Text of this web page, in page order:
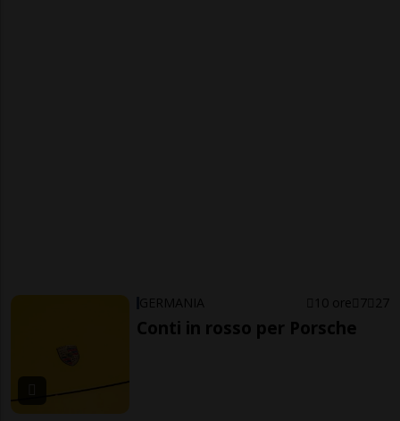
GERMANIA 10 ore 7 27
Conti in rosso per Porsche